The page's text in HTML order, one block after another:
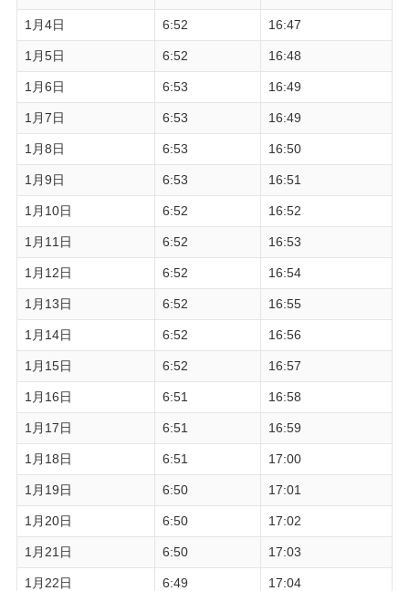
1月4日 6:52 16:47
1月5日 6:52 16:48
1月6日 6:53 16:49
1月7日 6:53 16:49
1月8日 6:53 16:50
1月9日 6:53 16:51
1月10日 6:52 16:52
1月11日 6:52 16:53
1月12日 6:52 16:54
1月13日 6:52 16:55
1月14日 6:52 16:56
1月15日 6:52 16:57
1月16日 6:51 16:58
1月17日 6:51 16:59
1月18日 6:51 17:00
1月19日 6:50 17:01
1月20日 6:50 17:02
1月21日 6:50 17:03
1月22日 6:49 17:04